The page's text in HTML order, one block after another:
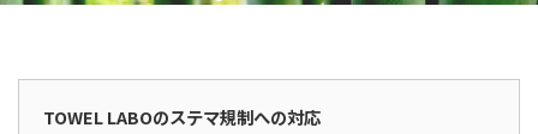
TOWEL LABOのステマ規制への対応